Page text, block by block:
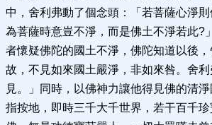
中，舍利弗動了個念頭：「若菩薩心淨
為菩薩時意豈不淨，而是佛土不淨若此?
者懷疑佛陀的國土不淨，佛陀知道以後
故，不見如來國土嚴淨，非如來咎。舍
見。」同時，以佛神力讓他得見佛的清
指按地，即時三千大千世界，若干百千